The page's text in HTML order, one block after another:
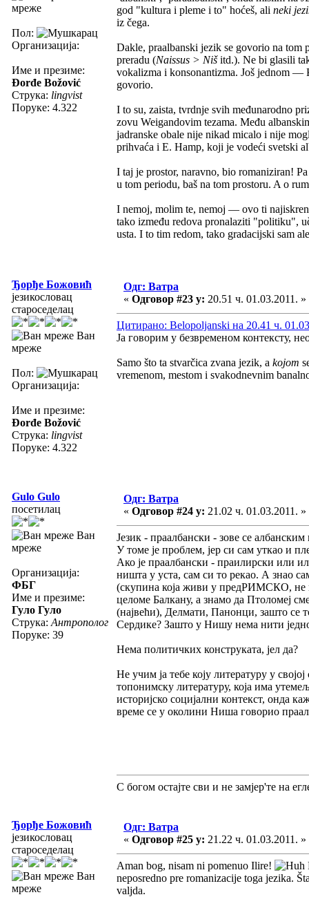
мреже
Пол:
Организација:
Име и презиме:
Đorđe Božović
Струка: lingvist
Поруке: 4.322
god "kultura i pleme i to" hoćeš, ali neki
iz čega.
Dakle, praalbanski jezik se govorio na
preradu (Naissus > Nišitd.). Ne bi glasili
vokalizma i konsonantizma. Još jednom —
govorio.
I to su, zaista, tvrdnje svih međunarodno
zovu Weigandovim tezama. Među
jadranske obale nije nikad micalo i nije
prihvaća i E. Hamp, koji je vodeći svetski
I taj je prostor, naravno, bio romaniziran!
u tom periodu, baš na tom prostoru. A o
I nemoj, molim te, nemoj — ovo ti
tako između redova pronalaziti "politiku",
usta. I to tim redom, tako gradacijski sam
Ђорђе Божовић
језикословац
староседелац
Ван
мреже
Пол:
Организација:
Име и презиме:
Đorđe Božović
Струка: lingvist
Поруке: 4.322
Одг: Ватра
« Одговор #23 у: 20.51 ч. 01.03.2011. »
Цитирано: Belopoljanski на 20.41 ч.
Ја говорим у безвременом контексту,
Samo što ta stvarčica zvana jezik, a kojom
vremenom, mestom i svakodnevnim
Gulo Gulo
посетилац
Ван
мреже
Организација:
ФБГ
Име и презиме:
Гуло Гуло
Струка: Антрополог
Поруке: 39
Одг: Ватра
« Одговор #24 у: 21.02 ч. 01.03.2011. »
Језик - праалбански - зове се
У томе је проблем, јер си сам уткао и
Ако је праалбански - праилирски или
ништа у уста, сам си то рекао. А знао
(скупина која живи у предРИМСКО,
целоме Балкану, а знамо да Птоломеј
(највећи), Делмати, Панонци, зашто се
Сердике? Зашто у Нишу нема нити
Нема политичких конструката, јел да?
Не учим ја тебе коју литературу у
топонимску литературу, која има
историјско социјални контекст, онда
време се у околини Ниша говорио
С богом остајте сви и не замјер'те на
Ђорђе Божовић
језикословац
староседелац
Ван
мреже
Одг: Ватра
« Одговор #25 у: 21.22 ч. 01.03.2011. »
Aman bog, nisam ni pomenuo Ilire!
neposredno pre romanizacije toga jezika.
valjda.